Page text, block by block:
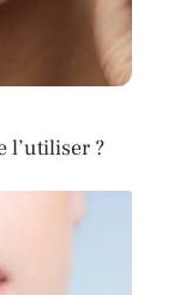
l’utiliser ?